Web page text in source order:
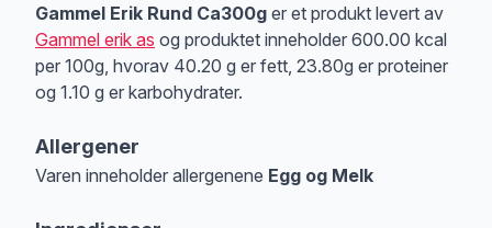
Produktbeskrivelse
Gammel Erik Rund Ca300g er et produkt levert av
Gammel erik as og produktet inneholder 600.00 kcal
per 100g, hvorav 40.20 g er fett, 23.80g er proteiner
og 1.10 g er karbohydrater.
Allergener
Varen inneholder allergenene Egg og Melk